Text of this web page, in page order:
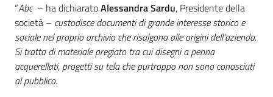
“Abc– ha dichiaratoAlessandra Sardu, Presidente della
società – custodisce documenti di grande interesse storico e
sociale nel proprio archivio che risalgono alle origini dell’azienda.
Si tratta di materiale pregiato tra cui disegni a penna
acquerellati, progetti su tela che purtroppo non sono conosciuti
al pubblico.